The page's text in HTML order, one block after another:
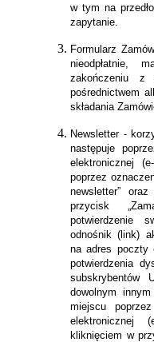
w tym na
zapytanie.
Formularz
nieodpłatnie,
zakończeniu z
pośrednictwem
składania
Newsletter -
następuje
elektronicznej
poprzez
newsletter”
przycisk
potwierdzenie
odnośnik (link)
na adres poczty
potwierdzenia
subskrybentów
dowolnym
miejscu
elektronicznej
kliknięciem w